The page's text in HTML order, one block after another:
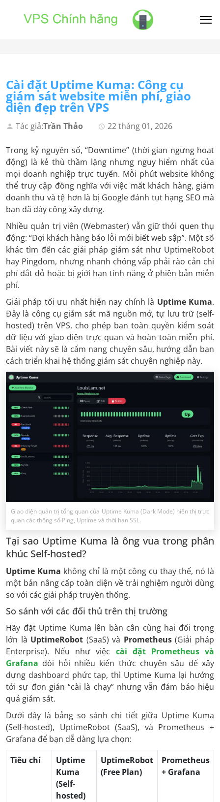
Cài đặt Uptime Kuma: Công cụ
giám sát website miễn phí, giao
diện đẹp trên VPS
Tác giả:Trần Thảo 22 tháng 01, 2026
Trong kỷ nguyên số, “Downtime” (thời gian ngưng hoạt
động) là kẻ thù thầm lặng nhưng nguy hiểm nhất của
mọi doanh nghiệp trực tuyến. Mỗi phút website không
thể truy cập đồng nghĩa với việc mất khách hàng, giảm
doanh thu và tệ hơn là bị Google đánh tụt hạng SEO mà
bạn đã dày công xây dựng.
Nhiều quản trị viên (Webmaster) vẫn giữ thói quen thụ
động: “Đợi khách hàng báo lỗi mới biết web sập”. Một số
khác tìm đến các giải pháp giám sát như UptimeRobot
hay Pingdom, nhưng nhanh chóng vấp phải rào cản chi
phí đắt đỏ hoặc bị giới hạn tính năng ở phiên bản miễn
phí.
Giải pháp tối ưu nhất hiện nay chính là Uptime Kuma.
Đây là công cụ giám sát mã nguồn mở, tự lưu trữ (self-
hosted) trên VPS, cho phép bạn toàn quyền kiểm soát
dữ liệu với giao diện trực quan và hoàn toàn miễn phí.
Bài viết này sẽ là cẩm nang chuyên sâu, hướng dẫn bạn
cách triển khai hệ thống giám sát chuyên nghiệp này.
Giao diện quản trị tổng quan của Uptime Kuma (Dark Mode) hiển thị trực
quan các thông số Ping, Uptime và thời hạn SSL.
Tại sao Uptime Kuma là ông vua trong phân
khúc Self-hosted?
Uptime Kuma không chỉ là một công cụ thay thế, nó là
một bản nâng cấp toàn diện về trải nghiệm người dùng
so với các giải pháp truyền thống.
So sánh với các đối thủ trên thị trường
Hãy đặt Uptime Kuma lên bàn cân cùng hai đối trọng
lớn là UptimeRobot (SaaS) và Prometheus(Giải pháp
Enterprise). Nếu như việc cài đặt Prometheus và
Grafana đòi hỏi nhiều kiến thức chuyên sâu để xây
dựng dashboard phức tạp, thì Uptime Kuma lại hướng
tới sự đơn giản “cài là chạy” nhưng vẫn đảm bảo hiệu
quả giám sát.
Dưới đây là bảng so sánh chi tiết giữa Uptime Kuma
(Self-hosted), UptimeRobot (SaaS), và Prometheus +
Grafana để bạn dễ dàng lựa chọn:
Tiêu chí
Uptime
Kuma
(Self-
hosted)
UptimeRobot
(Free Plan)
Prometheus
+ Grafana